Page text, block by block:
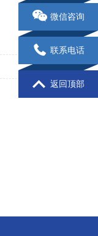
微信咨询
联系电话
返回顶部